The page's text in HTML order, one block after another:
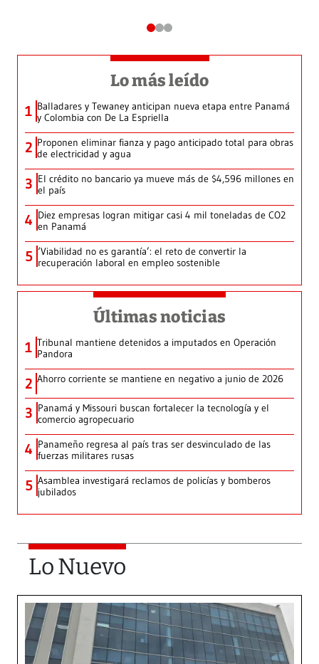
Lo más leído
1 Balladares y Tewaney anticipan nueva etapa entre Panamá
y Colombia con De La Espriella
2 Proponen eliminar fianza y pago anticipado total para obras
de electricidad y agua
3 El crédito no bancario ya mueve más de $4,596 millones en
el país
4 Diez empresas logran mitigar casi 4 mil toneladas de CO2
en Panamá
5 ‘Viabilidad no es garantía’: el reto de convertir la
recuperación laboral en empleo sostenible
Últimas noticias
1 Tribunal mantiene detenidos a imputados en Operación
Pandora
2 Ahorro corriente se mantiene en negativo a junio de 2026
3 Panamá y Missouri buscan fortalecer la tecnología y el
comercio agropecuario
4 Panameño regresa al país tras ser desvinculado de las
fuerzas militares rusas
5 Asamblea investigará reclamos de policías y bomberos
jubilados
Lo Nuevo